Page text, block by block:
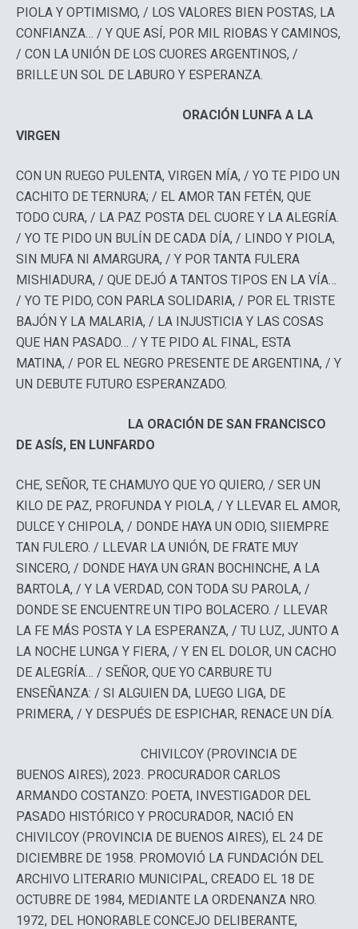
PIOLA Y OPTIMISMO, / LOS VALORES BIEN POSTAS, LA
CONFIANZA… / Y QUE ASÍ, POR MIL RIOBAS Y CAMINOS,
/ CON LA UNIÓN DE LOS CUORES ARGENTINOS, /
BRILLE UN SOL DE LABURO Y ESPERANZA.
ORACIÓN LUNFA A LA
VIRGEN
CON UN RUEGO PULENTA, VIRGEN MÍA, / YO TE PIDO UN
CACHITO DE TERNURA; / EL AMOR TAN FETÉN, QUE
TODO CURA, / LA PAZ POSTA DEL CUORE Y LA ALEGRÍA.
/ YO TE PIDO UN BULÍN DE CADA DÍA, / LINDO Y PIOLA,
SIN MUFA NI AMARGURA, / Y POR TANTA FULERA
MISHIADURA, / QUE DEJÓ A TANTOS TIPOS EN LA VÍA…
/ YO TE PIDO, CON PARLA SOLIDARIA, / POR EL TRISTE
BAJÓN Y LA MALARIA, / LA INJUSTICIA Y LAS COSAS
QUE HAN PASADO… / Y TE PIDO AL FINAL, ESTA
MATINA, / POR EL NEGRO PRESENTE DE ARGENTINA, / Y
UN DEBUTE FUTURO ESPERANZADO.
LA ORACIÓN DE SAN FRANCISCO
DE ASÍS, EN LUNFARDO
CHE, SEÑOR, TE CHAMUYO QUE YO QUIERO, / SER UN
KILO DE PAZ, PROFUNDA Y PIOLA, / Y LLEVAR EL AMOR,
DULCE Y CHIPOLA, / DONDE HAYA UN ODIO, SIIEMPRE
TAN FULERO. / LLEVAR LA UNIÓN, DE FRATE MUY
SINCERO, / DONDE HAYA UN GRAN BOCHINCHE, A LA
BARTOLA, / Y LA VERDAD, CON TODA SU PAROLA, /
DONDE SE ENCUENTRE UN TIPO BOLACERO. / LLEVAR
LA FE MÁS POSTA Y LA ESPERANZA, / TU LUZ, JUNTO A
LA NOCHE LUNGA Y FIERA, / Y EN EL DOLOR, UN CACHO
DE ALEGRÍA… / SEÑOR, QUE YO CARBURE TU
ENSEÑANZA: / SI ALGUIEN DA, LUEGO LIGA, DE
PRIMERA, / Y DESPUÉS DE ESPICHAR, RENACE UN DÍA.
CHIVILCOY (PROVINCIA DE
BUENOS AIRES), 2023. PROCURADOR CARLOS
ARMANDO COSTANZO: POETA, INVESTIGADOR DEL
PASADO HISTÓRICO Y PROCURADOR, NACIÓ EN
CHIVILCOY (PROVINCIA DE BUENOS AIRES), EL 24 DE
DICIEMBRE DE 1958. PROMOVIÓ LA FUNDACIÓN DEL
ARCHIVO LITERARIO MUNICIPAL, CREADO EL 18 DE
OCTUBRE DE 1984, MEDIANTE LA ORDENANZA NRO.
1972, DEL HONORABLE CONCEJO DELIBERANTE,